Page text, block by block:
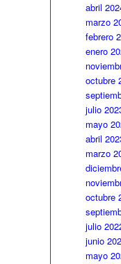
abril
marzo
febrero
enero
octubre
julio
mayo
abril
marzo
octubre
julio
junio
mayo